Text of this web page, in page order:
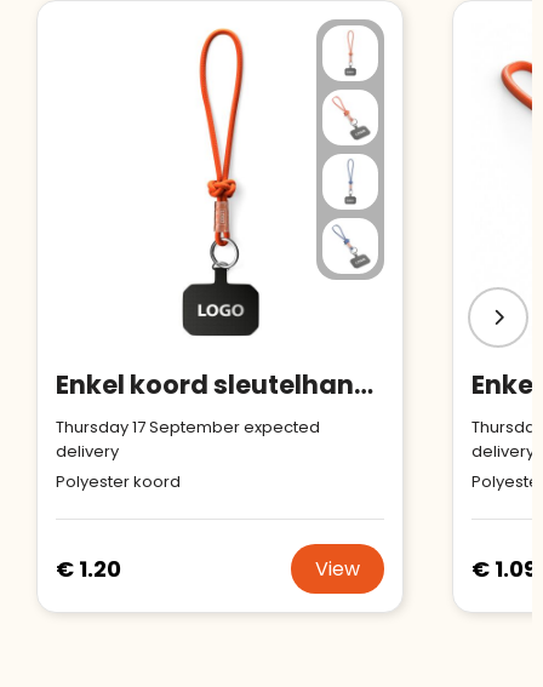
Enkel koord sleutelhanger en telefoonhouder met eigen designlabel
Thursday 17 September expected
delivery
Polyester koord
€ 1.20 View
delivery
€ 1.09